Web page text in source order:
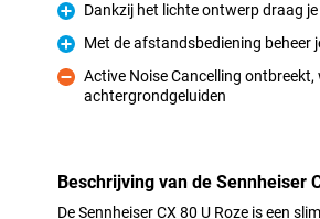
Pluspunt
Dankzij het lichte ontwerp draag
Pluspunt
Met de afstandsbediening beheer
Minpunt
Active Noise Cancelling
achtergrondgeluiden
Beschrijving van de Sennheiser
De Sennheiser CX 80 U Roze is een